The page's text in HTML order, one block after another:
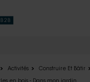
Activités Construire Et Bâtir